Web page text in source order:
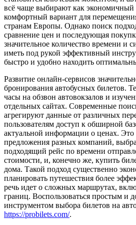
всё чаще выбирают как экономичный
комфортный вариант для
странам Европы. Однако поиск
сравнение цен и последующая
значительное количество времени и
иметь под рукой эффективный
быстро и удобно находить
Развитие онлайн-сервисов
бронирования автобусных билетов.
часы на обзвон автовокзалов и
отдельных сайтах. Современные
агрегируют данные от различных
пользователям доступ к обширной
актуальной информации о ценах. Это
предложения разных компаний,
подходящий рейс по времени
стоимости, и, конечно же, купить
дома. Такой подход существенно
планировать путешествия более
речь идет о сложных маршрутах,
границ. Воспользоваться простым и
инструментом выбора билетов на
https://probilets.com/.